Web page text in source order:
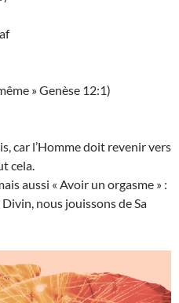
» Genèse 12:1)
car l’Homme doit revenir vers
cela.
aussi « Avoir un orgasme » :
nous jouissons de Sa